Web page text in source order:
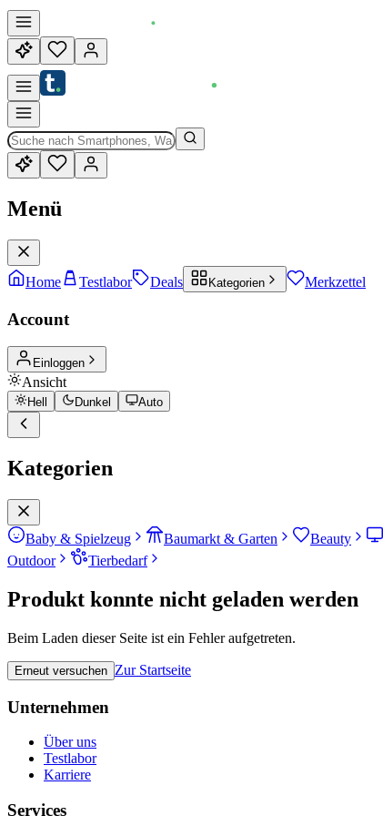
Menü
Home Testlabor Deals Kategorien Merkzettel
Account
Einloggen
Ansicht
Hell Dunkel Auto
Kategorien
Baby & Spielzeug Baumarkt & Garten Beauty
Outdoor
Tierbedarf
Produkt konnte nicht geladen werden
Beim Laden dieser Seite ist ein Fehler aufgetreten.
Erneut versuchen Zur Startseite
Unternehmen
Über uns
Testlabor
Karriere
Services